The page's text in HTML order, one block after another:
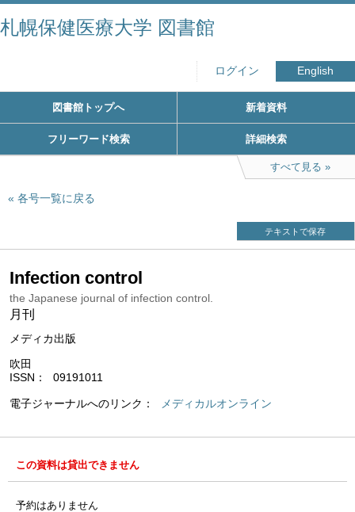
札幌保健医療大学 図書館
ログイン English
図書館トップへ 新着資料
フリーワード検索 詳細検索
すべて見る
各号一覧に戻る
テキストで保存
Infection control
the Japanese journal of infection control.
月刊
メディカ出版
吹田
ISSN
09191011
電子ジャーナルへのリンク メディカルオンライン
この資料は貸出できません
予約はありません